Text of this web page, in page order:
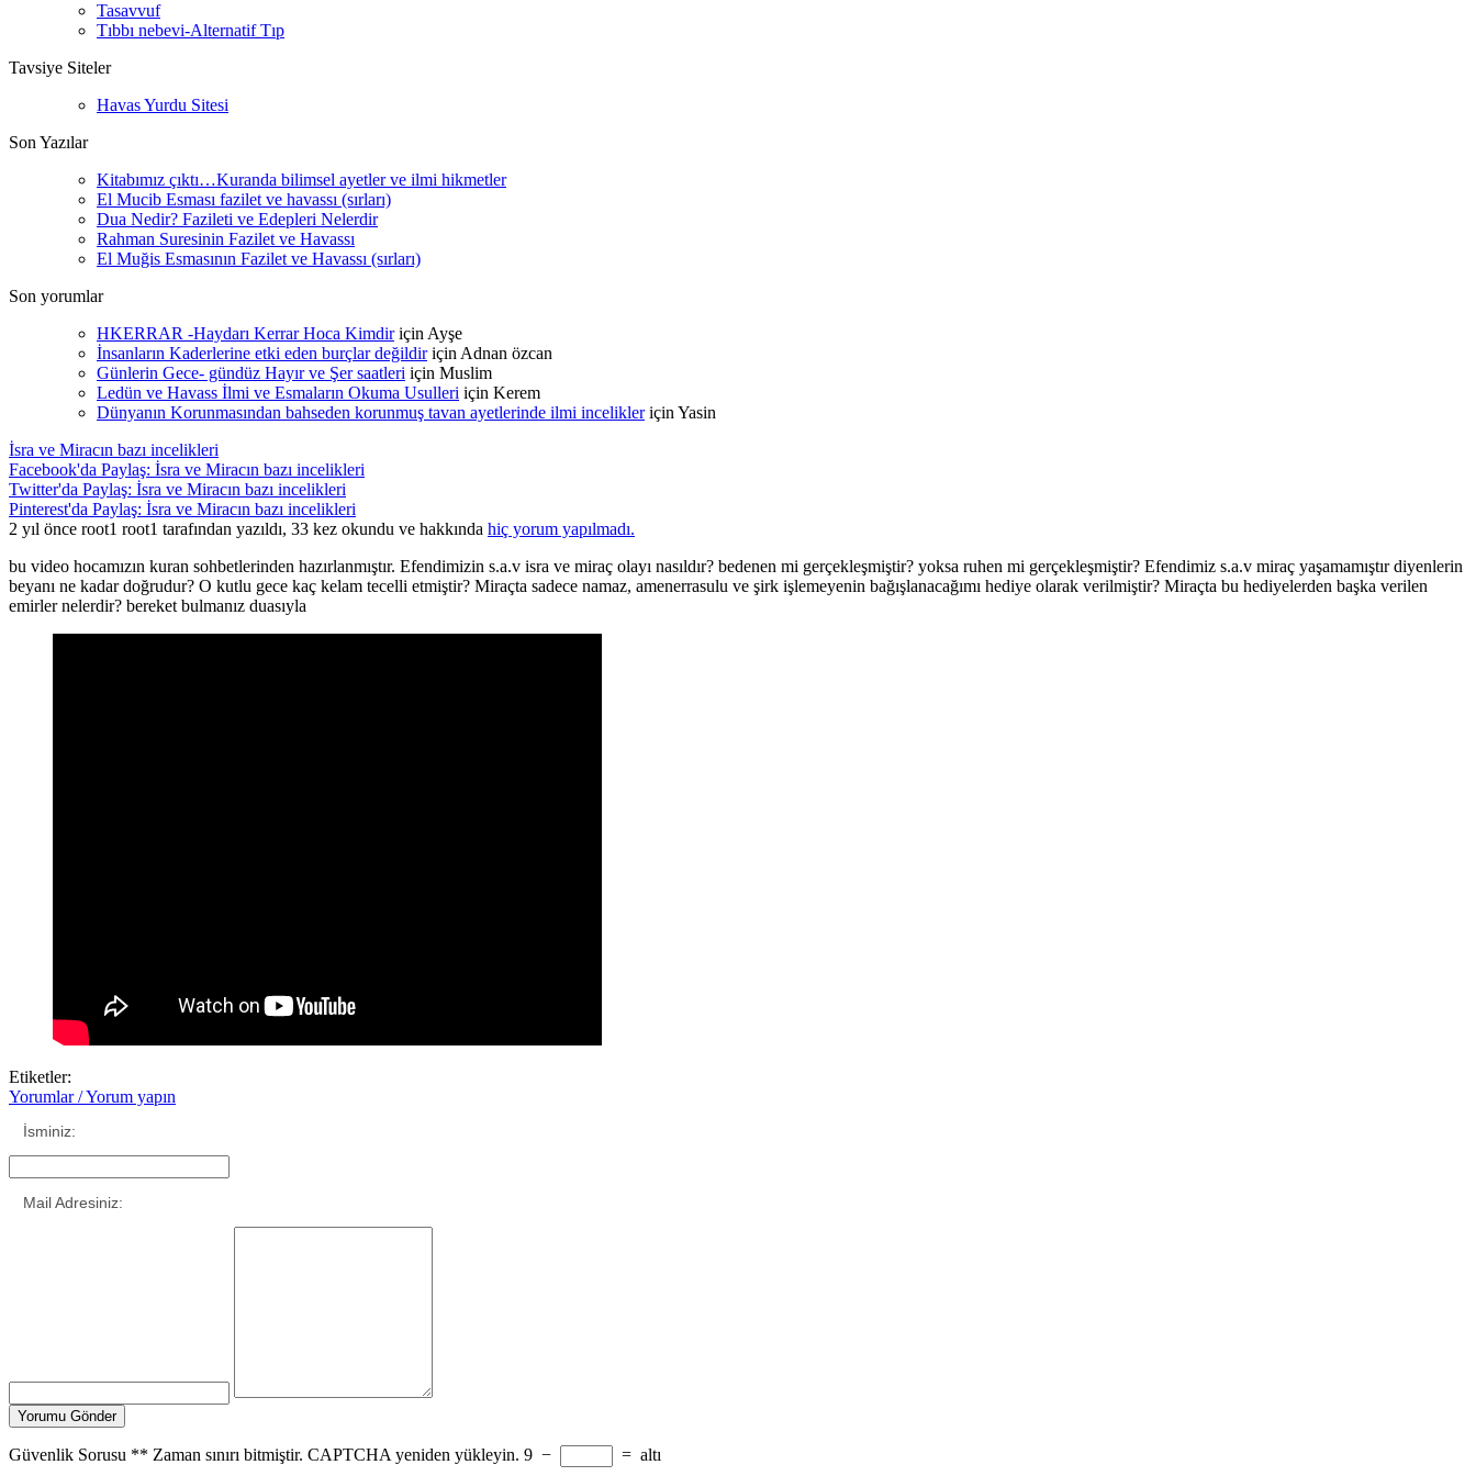
Tasavvuf
Tıbbı nebevi-Alternatif Tıp
Tavsiye Siteler
Havas Yurdu Sitesi
Son Yazılar
Kitabımız çıktı…Kuranda bilimsel ayetler ve ilmi hikmetler
El Mucib Esması fazilet ve havassı (sırları)
Dua Nedir? Fazileti ve Edepleri Nelerdir
Rahman Suresinin Fazilet ve Havassı
El Muğis Esmasının Fazilet ve Havassı (sırları)
Son yorumlar
HKERRAR -Haydarı Kerrar Hoca Kimdiriçin Ayşe
İnsanların Kaderlerine etki eden burçlar değildiriçin Adnan özcan
Günlerin Gece- gündüz Hayır ve Şer saatleri için Muslim
Ledün ve Havass İlmi ve Esmaların Okuma Usulleri için Kerem
Dünyanın Korunmasından bahseden korunmuş tavan ayetlerinde ilmi incelikleriçin Yasin
İsra ve Miracın bazı incelikleri
Facebook'da Paylaş: İsra ve Miracın bazı incelikleri
Twitter'da Paylaş: İsra ve Miracın bazı incelikleri
Pinterest'da Paylaş: İsra ve Miracın bazı incelikleri
2 yıl önce root1 root1 tarafından yazıldı, 33 kez okundu ve hakkında hiç yorum yapılmadı.
bu video hocamızın kuran sohbetlerinden hazırlanmıştır. Efendimizin s.a.v isra ve miraç olayı nasıldır? bedenen mi gerçekleşmiştir? yoksa ruhen mi gerçekleşmiştir? Efendimiz s.a.v miraç yaşamamıştır diyenlerin
beyanı ne kadar doğrudur? O kutlu gece kaç kelam tecelli etmiştir? Miraçta sadece namaz, amenerrasulu ve şirk işlemeyenin bağışlanacağımı hediye olarak verilmiştir? Miraçta bu hediyelerden başka verilen
emirler nelerdir? bereket bulmanız duasıyla
Etiketler:
Yorumlar / Yorum yapın
İsminiz:
Mail Adresiniz:
Güvenlik Sorusu ** Zaman sınırı bitmiştir. CAPTCHA yeniden yükleyin. 9 − = altı